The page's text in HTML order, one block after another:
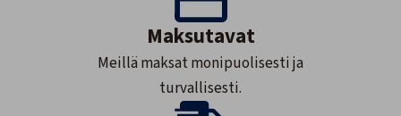
Maksutavat
Meillä maksat monipuolisesti ja
turvallisesti.